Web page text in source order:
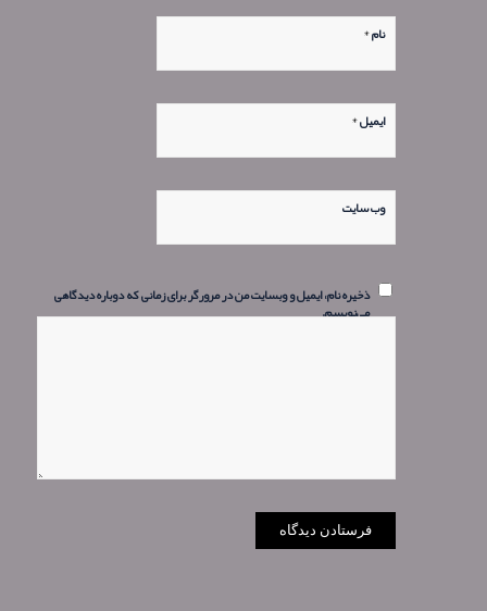
نام*
ایمیل*
وب‌ سایت
ذخیره نام، ایمیل و وبسایت من در مرورگر برای زمانی که دوباره دیدگاهی
می‌نویسم.